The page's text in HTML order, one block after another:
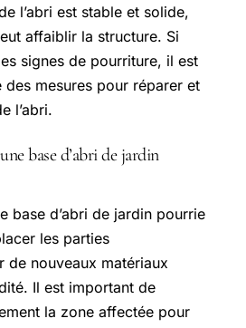
l’abri est stable et solide,
affaiblir la structure. Si
signes de pourriture, il est
mesures pour réparer et
l’abri.
base d’abri de jardin
base d’abri de jardin pourrie
les parties
de nouveaux matériaux
Il est important de
la zone affectée pour